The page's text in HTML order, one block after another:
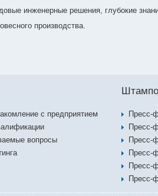
инженерные решения, глубокие
производства.
с предприятием
вопросы
Пресс-
Пресс-
Пресс-
Пресс-
Пресс-
Пресс-